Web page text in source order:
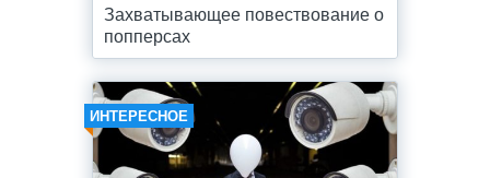
Захватывающее повествование о
попперсах
ИНТЕРЕСНОЕ